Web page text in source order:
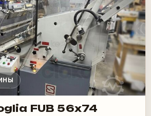
FUB 56x74